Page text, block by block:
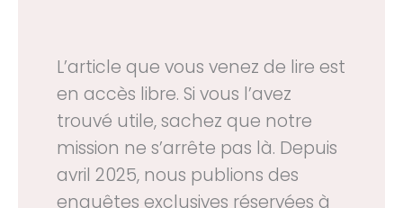
L’article que vous venez de lire est
en accès libre. Si vous l’avez
trouvé utile, sachez que notre
mission ne s’arrête pas là. Depuis
avril 2025, nous publions des
enquêtes exclusives réservées à